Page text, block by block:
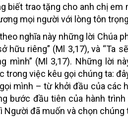
biết trao tặng cho anh chị
mọi người với lòng tôn
nghĩa này những lời Chúa
hữu riêng” (Ml 3,17), và “Ta
mình” (Ml 3,17). Những lời
trong việc kêu gọi chúng ta:
mình – từ khởi đầu của các
bước đầu tiên của hành
Người đã muốn và chọn chúng